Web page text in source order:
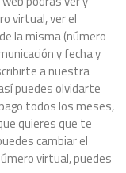
virtual, ver el
la misma (número
y fecha y
a nuestra
puedes olvidarte
todos los meses,
quieres que te
cambiar el
virtual, puedes